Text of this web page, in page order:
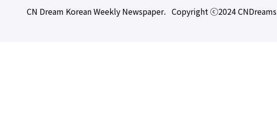
CN Dream Korean Weekly Newspaper. Copyright ⓒ2024 CNDreams